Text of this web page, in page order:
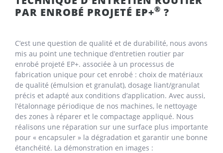
PAR ENROBÉ PROJETÉ EP+® ?
C’est une question de qualité et de durabilité, nous avons
mis au point une technique d’entretien routier par
enrobé projeté EP+. associée à un processus de
fabrication unique pour cet enrobé : choix de matériaux
de qualité (émulsion et granulat), dosage liant/granulat
précis et adapté aux conditions d’application. Avec aussi,
l’étalonnage périodique de nos machines, le nettoyage
des zones à réparer et le compactage appliqué. Nous
réalisons une réparation sur une surface plus importante
pour « encapsuler » la dégradation et garantir une bonne
étanchéité. La démonstration en images :